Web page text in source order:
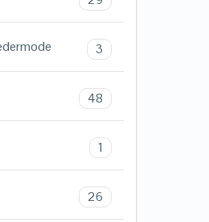
3
48
1
26